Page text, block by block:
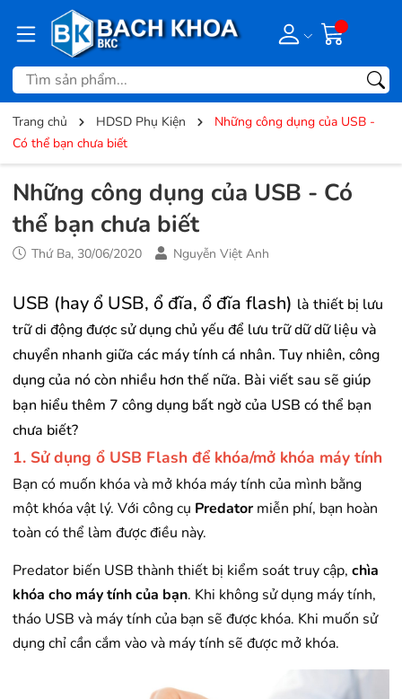
Trang chủ HDSD Phụ Kiện
Những công dụng của USB -
Có thể bạn chưa biết
Những công dụng của USB - Có
thể bạn chưa biết
Thứ Ba, 30/06/2020 Nguyễn Việt Anh
USB (hay ổ USB, ổ đĩa, ổ đĩa flash) là thiết bị lưu
trữ di động được sử dụng chủ yếu để lưu trữ dữ dữ liệu và
chuyển nhanh giữa các máy tính cá nhân. Tuy nhiên, công
dụng của nó còn nhiều hơn thế nữa. Bài viết sau sẽ giúp
bạn hiểu thêm 7 công dụng bất ngờ của USB có thể bạn
chưa biết?
1. Sử dụng ổ USB Flash để khóa/mở khóa máy tính
Bạn có muốn khóa và mở khóa máy tính của mình bằng
một khóa vật lý. Với công cụ Predatormiễn phí, bạn hoàn
toàn có thể làm được điều này.
Predator biến USB thành thiết bị kiểm soát truy cập, chìa
khóa cho máy tính của bạn. Khi không sử dụng máy tính,
tháo USB và máy tính của bạn sẽ được khóa. Khi muốn sử
dụng chỉ cần cắm vào và máy tính sẽ được mở khóa.